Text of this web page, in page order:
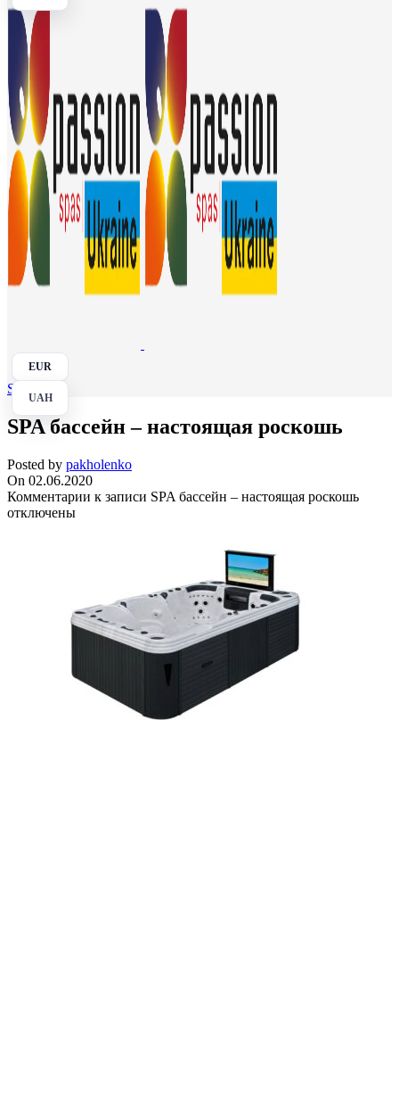
EUR
UAH
Search
SPA бассейн – настоящая роскошь
Posted by pakholenko
On 02.06.2020
Комментарии к записи SPA бассейн – настоящая роскошь
отключены